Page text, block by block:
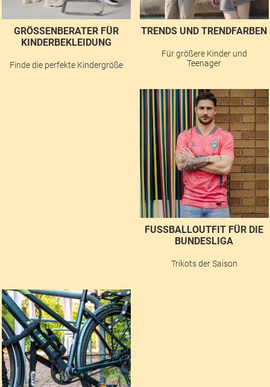
GRÖSSENBERATER FÜR K
INDERBEKLEIDUNG
Finde die perfekte Kindergröße
TRENDS UND TRENDFARBEN
Für größere Kinder und
Teenager
FUSSBALLOUTFIT FÜR DIE B
UNDESLIGA
Trikots der Saison